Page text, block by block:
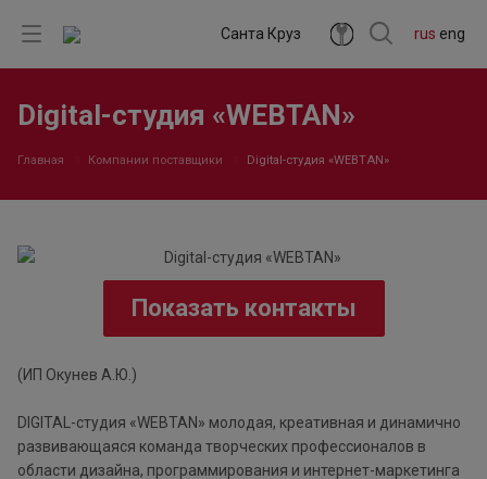
rus eng
Санта Круз
Digital-студия «WEBTAN»
Главная Компании поставщики Digital-студия «WEBTAN»
Показать контакты
(ИП Окунев А.Ю.)
DIGITAL-cтудия «WEBTAN» молодая, креативная и динамично
развивающаяся команда творческих профессионалов в
области дизайна, программирования и интернет-маркетинга